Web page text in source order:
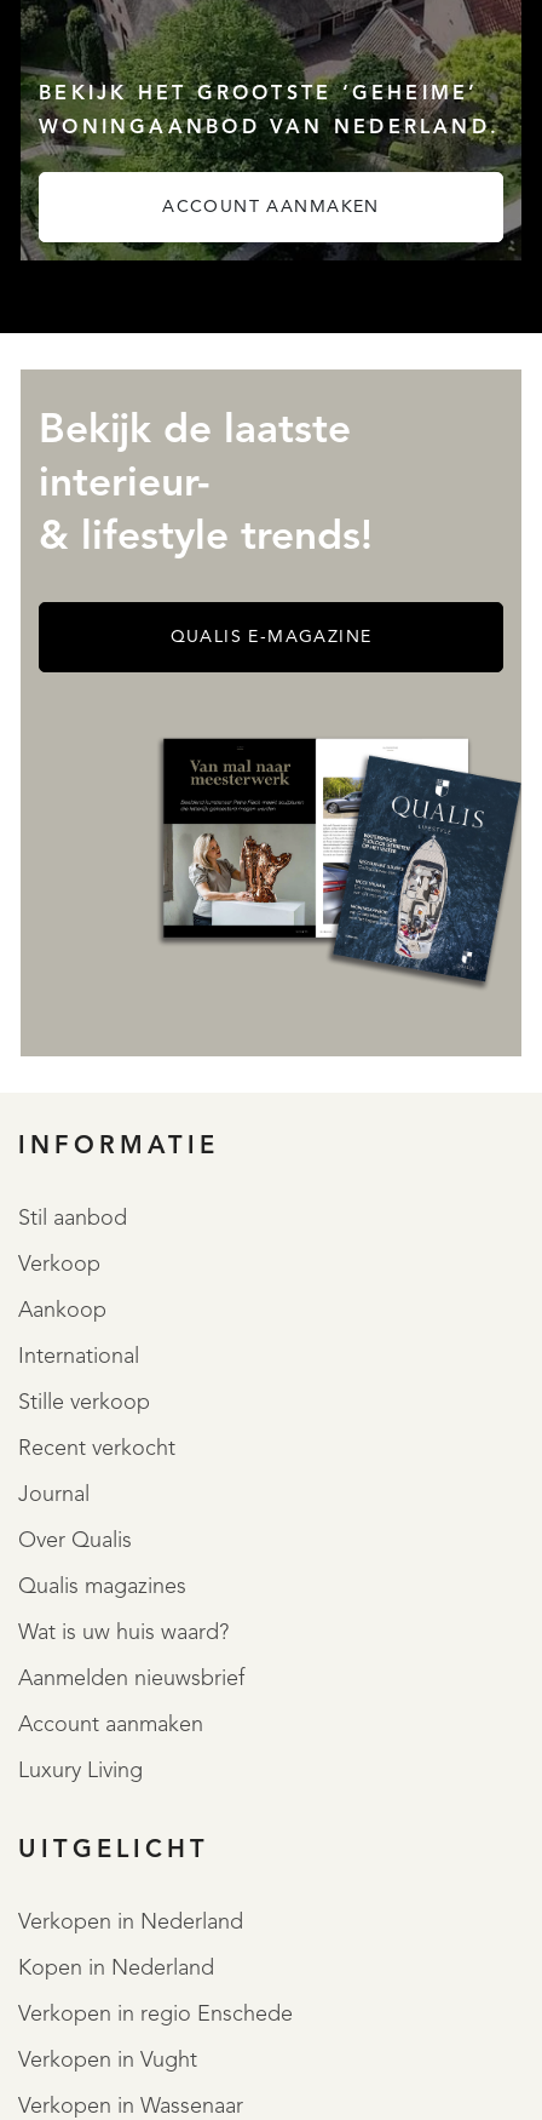
BEKIJK HET GROOTSTE ‘GEHEIME’
WONINGAANBOD VAN NEDERLAND.
ACCOUNT AANMAKEN
Bekijk de laatste
interieur-
& lifestyle trends!
QUALIS E-MAGAZINE
INFORMATIE
Stil aanbod
Verkoop
Aankoop
International
Stille verkoop
Recent verkocht
Journal
Over Qualis
Qualis magazines
Wat is uw huis waard?
Aanmelden nieuwsbrief
Account aanmaken
Luxury Living
UITGELICHT
Verkopen in Nederland
Kopen in Nederland
Verkopen in regio Enschede
Verkopen in Vught
Verkopen in Wassenaar
DIENSTEN
OVER QUALIS
REGISTREER